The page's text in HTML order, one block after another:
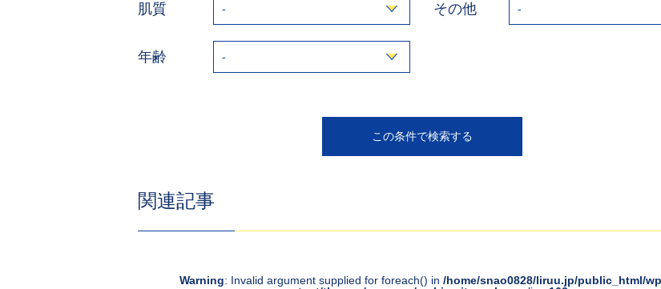
肌質
年齢
その他
関連記事
Warning: Invalid argument supplied for foreach() in /home/snao0828/liruu.jp/public_html/